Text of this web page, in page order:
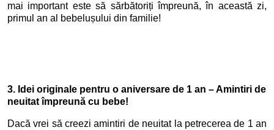
mai important este să sărbătoriți împreună, în această zi,
primul an al bebelușului din familie!
3. Idei originale pentru o aniversare de 1 an – Amintiri de
neuitat împreună cu bebe!
Dacă vrei să creezi amintiri de neuitat la petrecerea de 1 an